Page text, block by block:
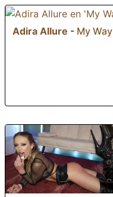
Adira Allure - My Way